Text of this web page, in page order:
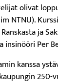
olivat
NTNU).
ja
insinööri Per
kanssa
250-